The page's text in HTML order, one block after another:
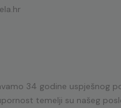
34 godine uspješnog
temelji su našeg